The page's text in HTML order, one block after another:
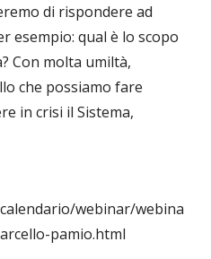
di rispondere ad
esempio: qual è lo scopo
Con molta umiltà,
che possiamo fare
in crisi il Sistema,
webinar/webina
pamio.html